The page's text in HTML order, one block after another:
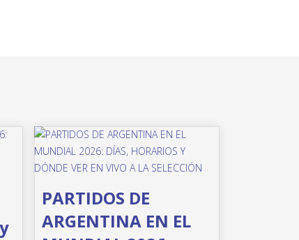
PARTIDOS DE
ARGENTINA EN EL